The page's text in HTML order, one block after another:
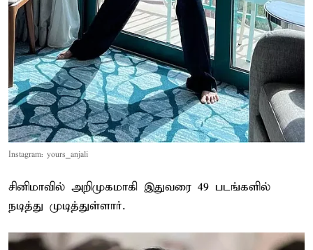
Instagram: yours_anjali
சினிமாவில் அறிமுகமாகி இதுவரை 49 படங்களில்
நடித்து முடித்துள்ளார்.